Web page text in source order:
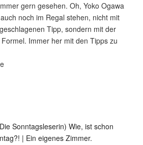
gern gesehen. Oh, Yoko Ogawa
noch im Regal stehen, nicht mit
Tipp, sondern mit der
Immer her mit den Tipps zu
Sonntagsleserin) Wie, ist schon
| Ein eigenes Zimmer.